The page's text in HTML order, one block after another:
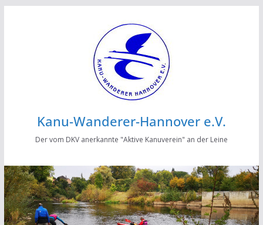
Kanu-Wanderer-Hannover e.V.
Der vom DKV anerkannte "Aktive Kanuverein" an der Leine